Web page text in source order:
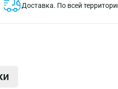
Доставка. По всей